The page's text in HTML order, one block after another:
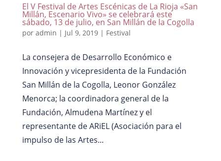
El V Festival de Artes Escénicas de La Rioja «San
Millán, Escenario Vivo» se celebrará este
sábado, 13 de julio, en San Millán de la Cogolla
por admin | Jul 9, 2019| Festival
La consejera de Desarrollo Económico e
Innovación y vicepresidenta de la Fundación
San Millán de la Cogolla, Leonor González
Menorca; la coordinadora general de la
Fundación, Almudena Martínez y el
representante de ARiEL (Asociación para el
impulso de las Artes...